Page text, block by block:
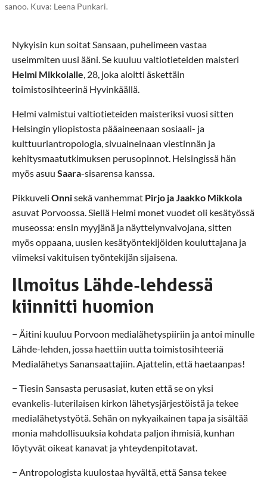
sanoo. Kuva: Leena Punkari.
Nykyisin kun soitat Sansaan, puhelimeen vastaa
useimmiten uusi ääni. Se kuuluu valtiotieteiden maisteri
Helmi Mikkolalle , 28, joka aloitti äskettäin
toimistosihteerinä Hyvinkäällä.
Helmi valmistui valtiotieteiden maisteriksi vuosi sitten
Helsingin yliopistosta pääaineenaan sosiaali- ja
kulttuuriantropologia, sivuaineinaan viestinnän ja
kehitysmaatutkimuksen perusopinnot. Helsingissä hän
myös asuu Saara-sisarensa kanssa.
Pikkuveli Onnisekä vanhemmat Pirjo ja Jaakko Mikkola
asuvat Porvoossa. Siellä Helmi monet vuodet oli kesätyössä
museossa: ensin myyjänä ja näyttelynvalvojana, sitten
myös oppaana, uusien kesätyöntekijöiden kouluttajana ja
viimeksi vakituisen työntekijän sijaisena.
Ilmoitus Lähde-lehdessä
kiinnitti huomion
− Äitini kuuluu Porvoon medialähetyspiiriin ja antoi minulle
Lähde-lehden, jossa haettiin uutta toimistosihteeriä
Medialähetys Sanansaattajiin. Ajattelin, että haetaanpas!
− Tiesin Sansasta perusasiat, kuten että se on yksi
evankelis-luterilaisen kirkon lähetysjärjestöistä ja tekee
medialähetystyötä. Sehän on nykyaikainen tapa ja sisältää
monia mahdollisuuksia kohdata paljon ihmisiä, kunhan
löytyvät oikeat kanavat ja yhteydenpitotavat.
− Antropologista kuulostaa hyvältä, että Sansa tekee